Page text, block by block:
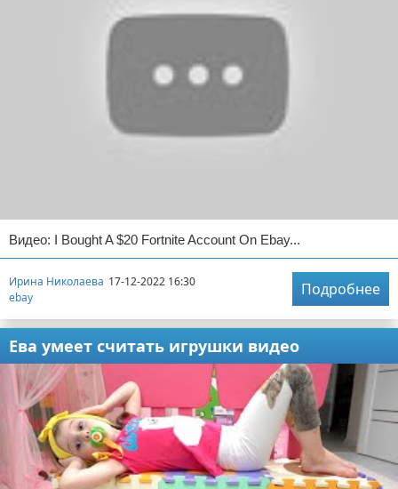
Видео: I Bought A $20 Fortnite Account On Ebay...
Ирина Николаева 17-12-2022 16:30
ebay
Подробнее
Ева умеет считать игрушки видео